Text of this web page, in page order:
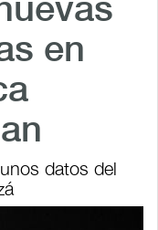
en
datos del